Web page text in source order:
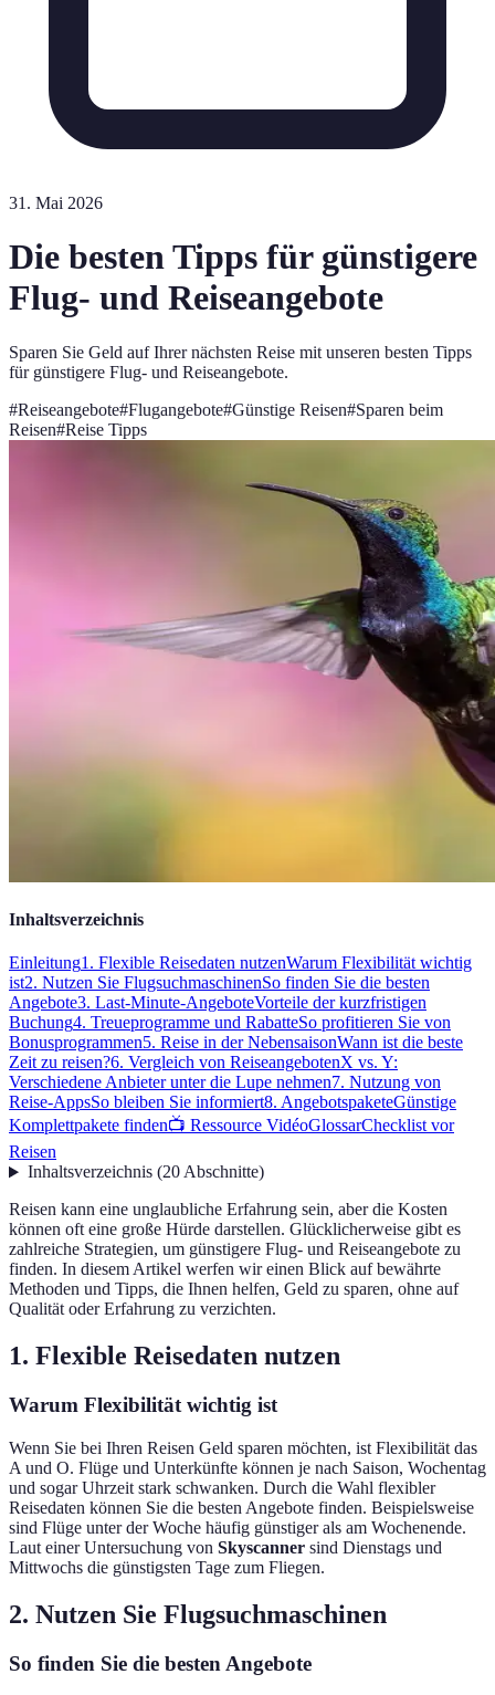
31. Mai 2026
Die besten Tipps für günstigere
Flug- und Reiseangebote
Sparen Sie Geld auf Ihrer nächsten Reise mit unseren besten Tipps
für günstigere Flug- und Reiseangebote.
#Reiseangebote#Flugangebote#Günstige Reisen#Sparen beim
Reisen#Reise Tipps
Inhaltsverzeichnis
Einleitung1. Flexible Reisedaten nutzenWarum Flexibilität wichtig
ist2. Nutzen Sie FlugsuchmaschinenSo finden Sie die besten
Angebote3. Last-Minute-AngeboteVorteile der kurzfristigen
Buchung4. Treueprogramme und RabatteSo profitieren Sie von
Bonusprogrammen5. Reise in der NebensaisonWann ist die beste
Zeit zu reisen?6. Vergleich von ReiseangebotenX vs. Y:
Verschiedene Anbieter unter die Lupe nehmen7. Nutzung von
Reise-AppsSo bleiben Sie informiert8. AngebotspaketeGünstige
Komplettpakete finden📺 Ressource VidéoGlossarChecklist vor
Reisen
Inhaltsverzeichnis(20Abschnitte)
Reisen kann eine unglaubliche Erfahrung sein, aber die Kosten
können oft eine große Hürde darstellen. Glücklicherweise gibt es
zahlreiche Strategien, um günstigere Flug- und Reiseangebote zu
finden. In diesem Artikel werfen wir einen Blick auf bewährte
Methoden und Tipps, die Ihnen helfen, Geld zu sparen, ohne auf
Qualität oder Erfahrung zu verzichten.
1. Flexible Reisedaten nutzen
Warum Flexibilität wichtig ist
Wenn Sie bei Ihren Reisen Geld sparen möchten, ist Flexibilität das
A und O. Flüge und Unterkünfte können je nach Saison, Wochentag
und sogar Uhrzeit stark schwanken. Durch die Wahl flexibler
Reisedaten können Sie die besten Angebote finden. Beispielsweise
sind Flüge unter der Woche häufig günstiger als am Wochenende.
Laut einer Untersuchung von Skyscanner sind Dienstags und
Mittwochs die günstigsten Tage zum Fliegen.
2. Nutzen Sie Flugsuchmaschinen
So finden Sie die besten Angebote